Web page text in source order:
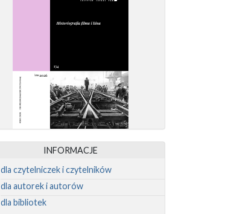
INFORMACJE
dla czytelniczek i czytelników
dla autorek i autorów
dla bibliotek